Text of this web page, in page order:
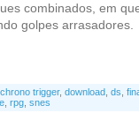
combinados, em
golpes arrasadores.
chrono trigger, download ds
rpg snes